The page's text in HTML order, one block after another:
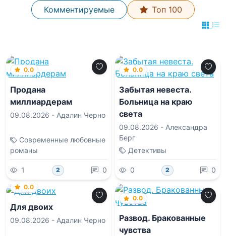
Комментируемые
Топ 100
0.0
Продана
миллиардерам
09.08.2026 - Адалин Черно
Современные любовные
романы
1 2 0
0.0
Забытая невеста.
Больница на краю
света
09.08.2026 - Александра
Берг
Детективы
0 2 0
0.0
Для двоих
09.08.2026 - Адалин Черно
0.0
Развод. Бракованные
чувства